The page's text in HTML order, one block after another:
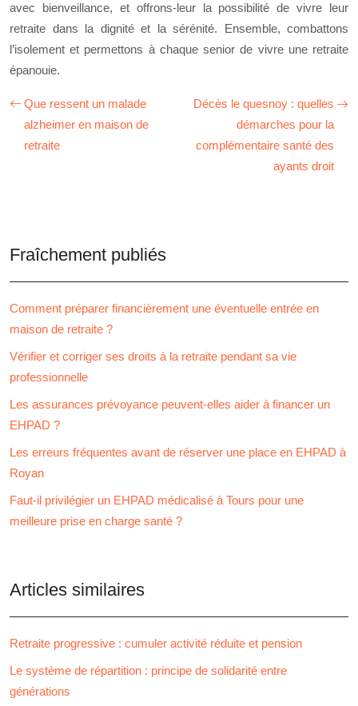
avec bienveillance, et offrons-leur la possibilité de vivre leur
retraite dans la dignité et la sérénité. Ensemble, combattons
l’isolement et permettons à chaque senior de vivre une retraite
épanouie.
Que ressent un malade
alzheimer en maison de
retraite
Décès le quesnoy : quelles
démarches pour la
complémentaire santé des
ayants droit
Fraîchement publiés
Comment préparer financièrement une éventuelle entrée en
maison de retraite ?
Vérifier et corriger ses droits à la retraite pendant sa vie
professionnelle
Les assurances prévoyance peuvent-elles aider à financer un
EHPAD ?
Les erreurs fréquentes avant de réserver une place en EHPAD à
Royan
Faut-il privilégier un EHPAD médicalisé à Tours pour une
meilleure prise en charge santé ?
Articles similaires
Retraite progressive : cumuler activité réduite et pension
Le système de répartition : principe de solidarité entre
générations